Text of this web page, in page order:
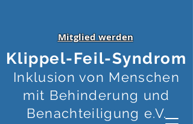
Klippel-Feil-Syndrom
Inklusion von Menschen
mit Behinderung und
Benachteiligung e.V.
Mitglied werden